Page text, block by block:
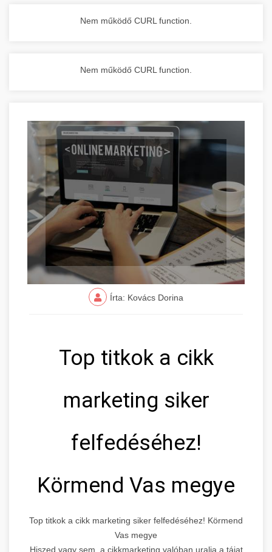
Nem működő CURL function.
Nem működő CURL function.
Írta: Kovács Dorina
Top titkok a cikk
marketing siker
felfedéséhez!
Körmend Vas megye
Top titkok a cikk marketing siker felfedéséhez! Körmend
Vas megye
Hiszed vagy sem, a cikkmarketing valóban uralja a tájat